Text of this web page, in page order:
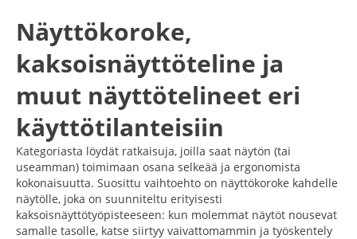
Näyttökoroke,
kaksoisnäyttöteline ja
muut näyttötelineet eri
käyttötilanteisiin
Kategoriasta löydät ratkaisuja, joilla saat näytön (tai
useamman) toimimaan osana selkeää ja ergonomista
kokonaisuutta. Suosittu vaihtoehto on näyttökoroke kahdelle
näytölle, joka on suunniteltu erityisesti
kaksoisnäyttötyöpisteeseen: kun molemmat näytöt nousevat
samalle tasolle, katse siirtyy vaivattomammin ja työskentely